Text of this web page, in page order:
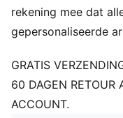
rekening mee dat
gepersonaliseerde
GRATIS
60 DAGEN RETOUR
ACCOUNT.